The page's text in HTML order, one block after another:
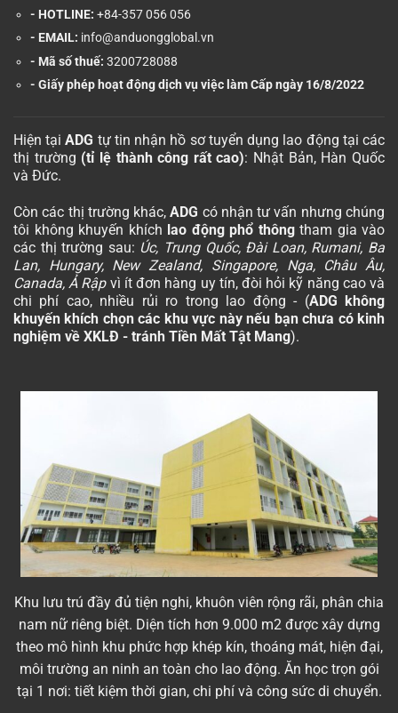
- HOTLINE: +84-357 056 056
- EMAIL: info@anduongglobal.vn
- Mã số thuế: 3200728088
- Giấy phép hoạt động dịch vụ việc làm Cấp ngày 16/8/2022
Hiện tạiADG tự tin nhận hồ sơ tuyển dụng lao động tại các
thị trường (tỉ lệ thành công rất cao): Nhật Bản, Hàn Quốc
và Đức.
Còn các thị trường khác,ADG có nhận tư vấn nhưng chúng
tôi không khuyến khích lao động phổ thôngtham gia vào
các thị trường sau: Úc, Trung Quốc, Đài Loan, Rumani, Ba
Lan, Hungary, New Zealand, Singapore, Nga, Châu Âu,
Canada, Ả Rậpvì ít đơn hàng uy tín, đòi hỏi kỹ năng cao và
chi phí cao, nhiều rủi ro trong lao động - (ADG không
khuyến khích chọn các khu vực này nếu bạn chưa có kinh
nghiệm về XKLĐ - tránh Tiền Mất Tật Mang).
Khu lưu trú đầy đủ tiện nghi, khuôn viên rộng rãi, phân chia
nam nữ riêng biệt. Diện tích hơn 9.000 m2 được xây dựng
theo mô hình khu phức hợp khép kín, thoáng mát, hiện đại,
môi trường an ninh an toàn cho lao động. Ăn học trọn gói
tại 1 nơi: tiết kiệm thời gian, chi phí và công sức di chuyển.